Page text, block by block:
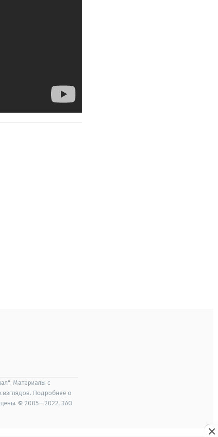
Материалы с
взглядов. Подробнее о
© 2005—2022, ЗАО